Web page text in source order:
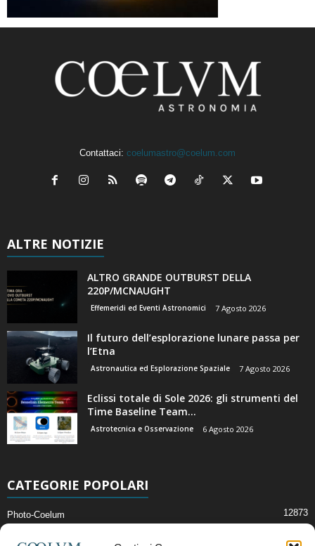
Contattaci: coelumastro@coelum.com
ALTRE NOTIZIE
ALTRO GRANDE OUTBURST DELLA
220P/MCNAUGHT
Effemeridi ed Eventi Astronomici 7 Agosto 2026
Il futuro dell’esplorazione lunare passa per
l’Etna
Astronautica ed Esplorazione Spaziale 7 Agosto 2026
Eclissi totale di Sole 2026: gli strumenti del
Time Baseline Team...
Astrotecnica e Osservazione 6 Agosto 2026
CATEGORIE POPOLARI
Photo-Coelum 12873